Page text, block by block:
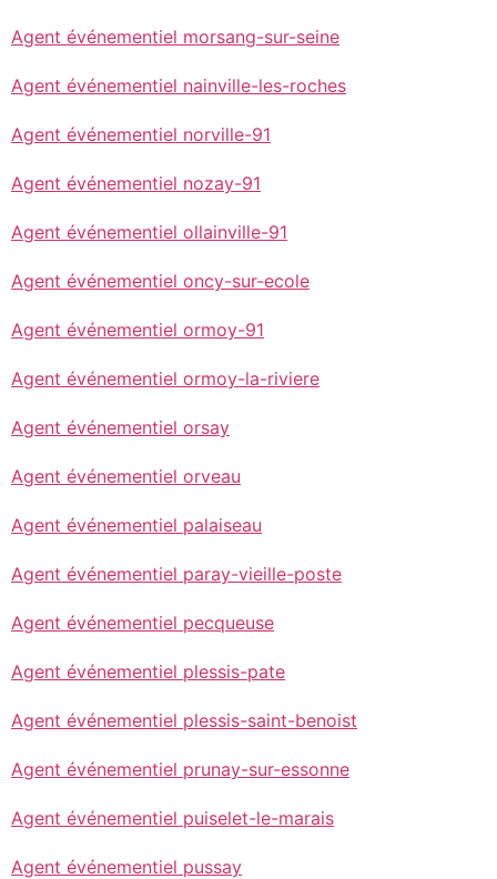
Agent événementiel morsang-sur-seine
Agent événementiel nainville-les-roches
Agent événementiel norville-91
Agent événementiel nozay-91
Agent événementiel ollainville-91
Agent événementiel oncy-sur-ecole
Agent événementiel ormoy-91
Agent événementiel ormoy-la-riviere
Agent événementiel orsay
Agent événementiel orveau
Agent événementiel palaiseau
Agent événementiel paray-vieille-poste
Agent événementiel pecqueuse
Agent événementiel plessis-pate
Agent événementiel plessis-saint-benoist
Agent événementiel prunay-sur-essonne
Agent événementiel puiselet-le-marais
Agent événementiel pussay